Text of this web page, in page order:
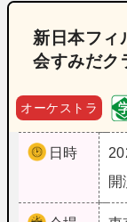
新日本フィ
会すみだク
オーケストラ
日時
開